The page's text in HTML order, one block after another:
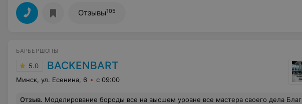
Отзывы105
БАРБЕРШОПЫ
5.0 BACKENBART
Минск, ул. Есенина, 6 с 09:00
Отзыв. Моделирование бороды все на высшем уровне все мастера своего дела Благодарю